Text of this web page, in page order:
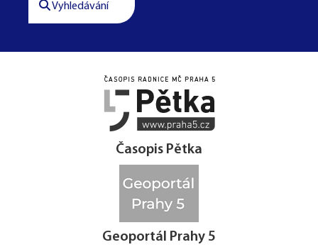
Vyhledávání
 
Časopis Pětka
Geoportál Prahy 5